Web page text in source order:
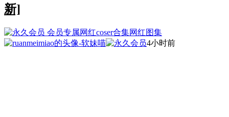
新]
会员专属网红coser合集网红图集
4小时前